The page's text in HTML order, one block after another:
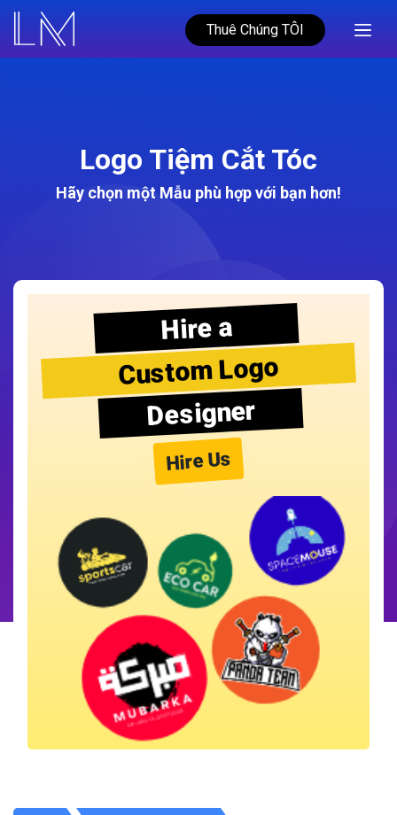
Thuê Chúng TÔI
Logo Tiệm Cắt Tóc
Hãy chọn một Mẫu phù hợp với bạn hơn!
Hire a
Custom Logo
Designer
Hire Us